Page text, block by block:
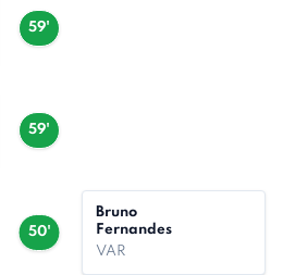
59'
59'
50'
Bruno
Fernandes
VAR